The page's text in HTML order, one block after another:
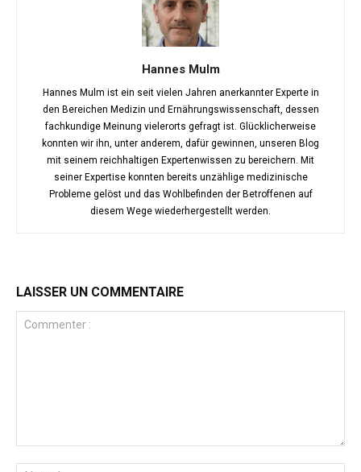
Hannes Mulm
Hannes Mulm ist ein seit vielen Jahren anerkannter Experte in
den Bereichen Medizin und Ernährungswissenschaft, dessen
fachkundige Meinung vielerorts gefragt ist. Glücklicherweise
konnten wir ihn, unter anderem, dafür gewinnen, unseren Blog
mit seinem reichhaltigen Expertenwissen zu bereichern. Mit
seiner Expertise konnten bereits unzählige medizinische
Probleme gelöst und das Wohlbefinden der Betroffenen auf
diesem Wege wiederhergestellt werden.
LAISSER UN COMMENTAIRE